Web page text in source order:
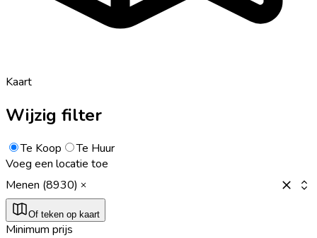
Kaart
Wijzig filter
Te Koop
Te Huur
Voeg een locatie toe
Menen (8930)
Of teken op kaart
Minimum prijs